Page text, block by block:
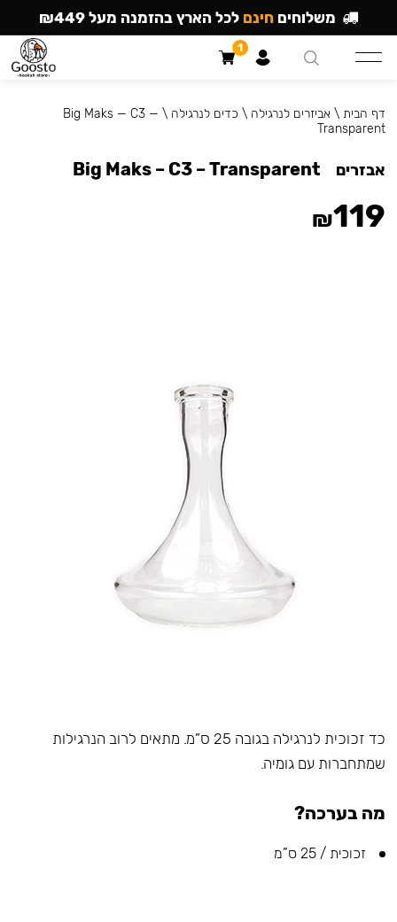
כד זכוכית לנרגילה בגובה 25 ס”מ. מתאים לרוב הנרגילות
שמתחברות עם גומיה.
מה בערכה?
זכוכית / 25 ס”מ
דף הבית \אביזרים לנרגילה \ כדים לנרגילה \
Big Maks — C3 —
Transparent
אבזרים Big Maks – C3 – Transparent
₪119
משלוחים חינם לכל הארץ בהזמנה מעל ₪449
1